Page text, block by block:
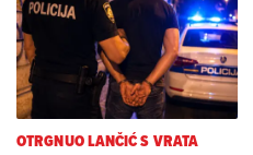
OTRGNUO LANČIĆ S VRATA